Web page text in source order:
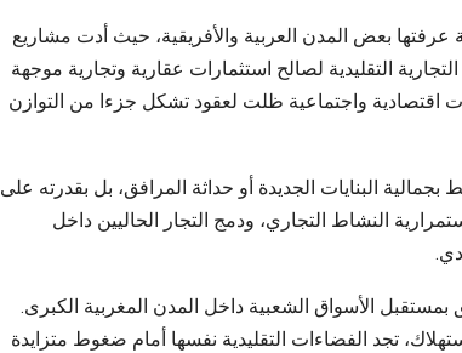
بعض المدن العربية والأفريقية، حيث أدت مشاريع
التقليدية لصالح استثمارات عقارية وتجارية موجهة
اقتصادية واجتماعية ظلت لعقود تشكل جزءا من التوازن
البنايات الجديدة أو حداثة المرافق، بل بقدرته على
النشاط التجاري، ودمج التجار الحاليين داخل
الأسواق الشعبية داخل المدن المغربية الكبرى.
تجد الفضاءات التقليدية نفسها أمام ضغوط متزايدة